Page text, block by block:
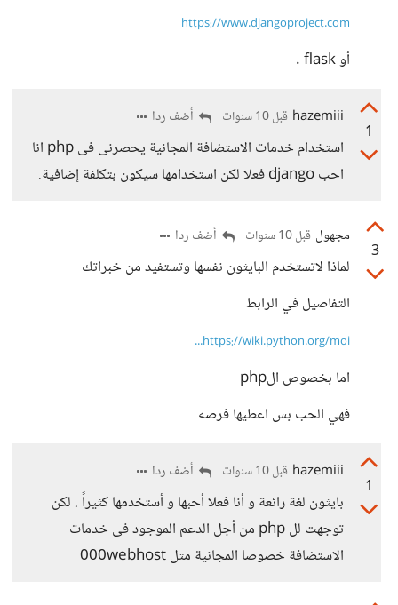
https://www.djangoproject.com
أو flask .
1
hazemiii قبل 10 سنوات أضف ردا
استخدام خدمات الاستضافة المجانية يحصرنى فى php انا
احب django فعلا لكن استخدامها سيكون بتكلفة إضافية.
3
مجهول قبل 10 سنوات أضف ردا
لماذا لاتستخدم البايثون نفسها وتستفيد من خبراتك
التفاصيل في الرابط
https://wiki.python.org/moi...
اما بخصوص الphp
فهي الحب بس اعطيها فرصه
1
hazemiii قبل 10 سنوات أضف ردا
بايثون لغة رائعة و أنا فعلا أحبها و أستخدمها كثيراً . لكن
توجهت لل php من أجل الدعم الموجود فى خدمات
الاستضافة خصوصا المجانية مثل 000webhost